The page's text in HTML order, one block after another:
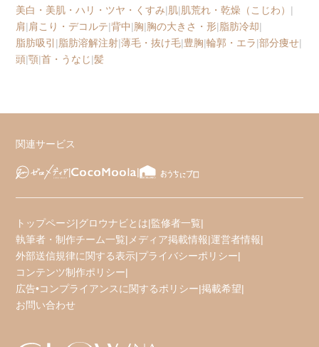
美白・美肌・ハリ・ツヤ・くすみ|肌|肌荒れ・乾燥（こじわ） |
肩|肩こり・デコルテ|背中|胸|胸の大きさ・形|脂肪冷却|
脂肪吸引 |脂肪溶解注射|薄毛・抜け毛|豊胸|輪郭・エラ|部分痩せ|
頭|顎|首・うなじ|髪
関連サービス
トップページ|グロウナビとは|監修者一覧|
執筆者・制作チーム一覧| メディア掲載情報|運営者情報|
外部送信規律に関する表示|プライバシーポリシー|
コンテンツ制作ポリシー|
広告•コンプライアンスに関するポリシー|掲載希望|
お問い合わせ